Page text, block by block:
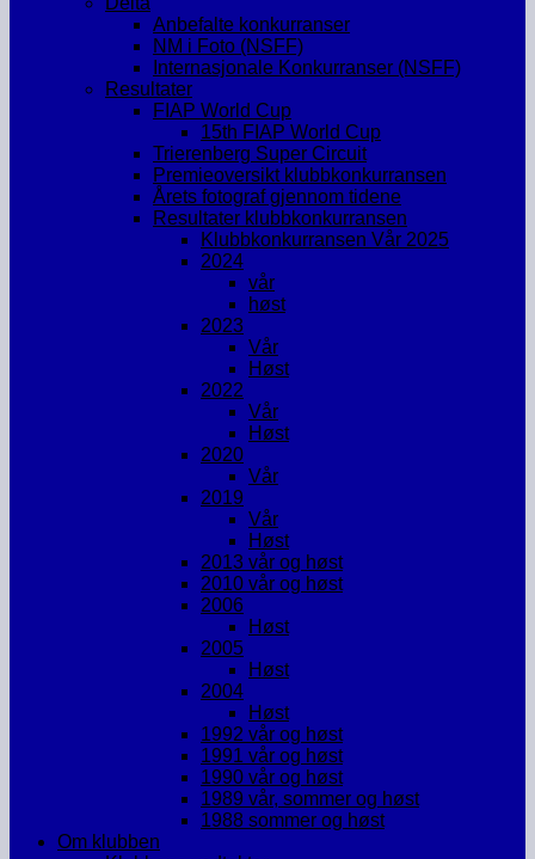
Anbefalte konkurranser
NM i Foto (NSFF)
Internasjonale Konkurranser (NSFF)
Resultater
FIAP World Cup
15th FIAP World Cup
Trierenberg Super Circuit
Premieoversikt klubbkonkurransen
Årets fotograf gjennom tidene
Resultater klubbkonkurransen
Klubbkonkurransen Vår 2025
2024
vår
høst
2023
Vår
Høst
2022
Vår
Høst
2020
Vår
2019
Vår
Høst
2013 vår og høst
2010 vår og høst
2006
Høst
2005
Høst
2004
Høst
1992 vår og høst
1991 vår og høst
1990 vår og høst
1989 vår, sommer og høst
1988 sommer og høst
Om klubben